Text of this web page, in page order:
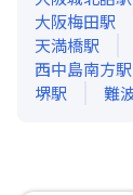
大阪梅田駅
天満橋駅
西中島南方駅
堺駅 難